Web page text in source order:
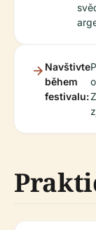
Navštivte
během
festivalu: